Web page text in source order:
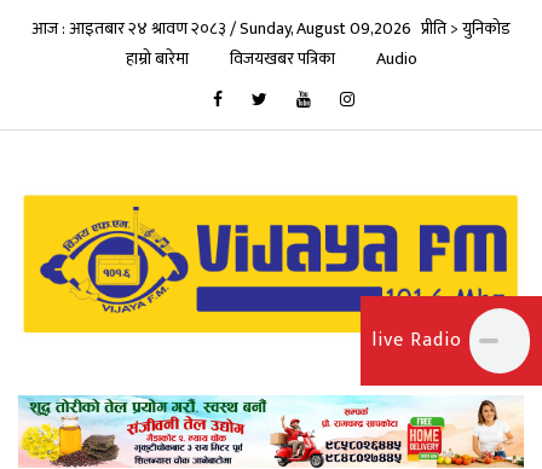
आज : आइतबार २४ श्रावण २०८३ / Sunday, August 09,2026 प्रीति > युनिकोड
हाम्रो बारेमा
विजयखबर पत्रिका Audio
live Radio